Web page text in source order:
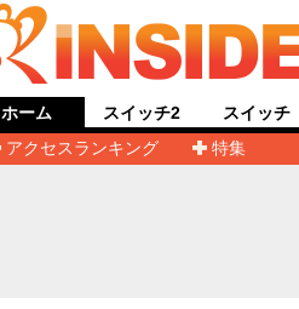
ホーム
アクセスランキング
特集
スイッチ2 スイッチ